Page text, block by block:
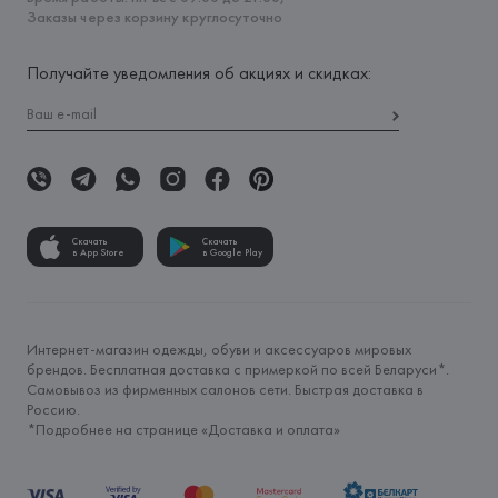
Заказы через корзину круглосуточно
Получайте уведомления об акциях и скидках:
Скачать
в App Store
Скачать
в Google Play
Интернет-магазин одежды, обуви и аксессуаров мировых
брендов. Бесплатная доставка с примеркой по всей Беларуси*.
Самовывоз из фирменных салонов сети. Быстрая доставка в
Россию.
*Подробнее на странице «Доставка и оплата»